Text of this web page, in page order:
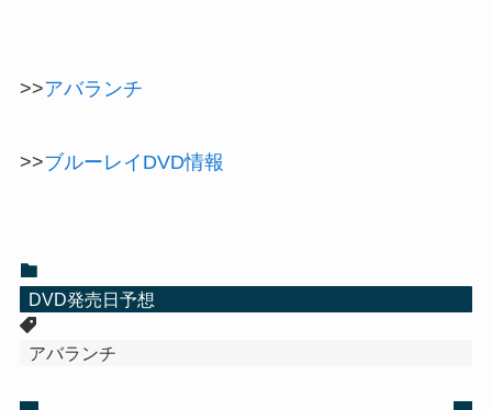
>>アバランチ
>>ブルーレイDVD情報
DVD発売日予想
アバランチ